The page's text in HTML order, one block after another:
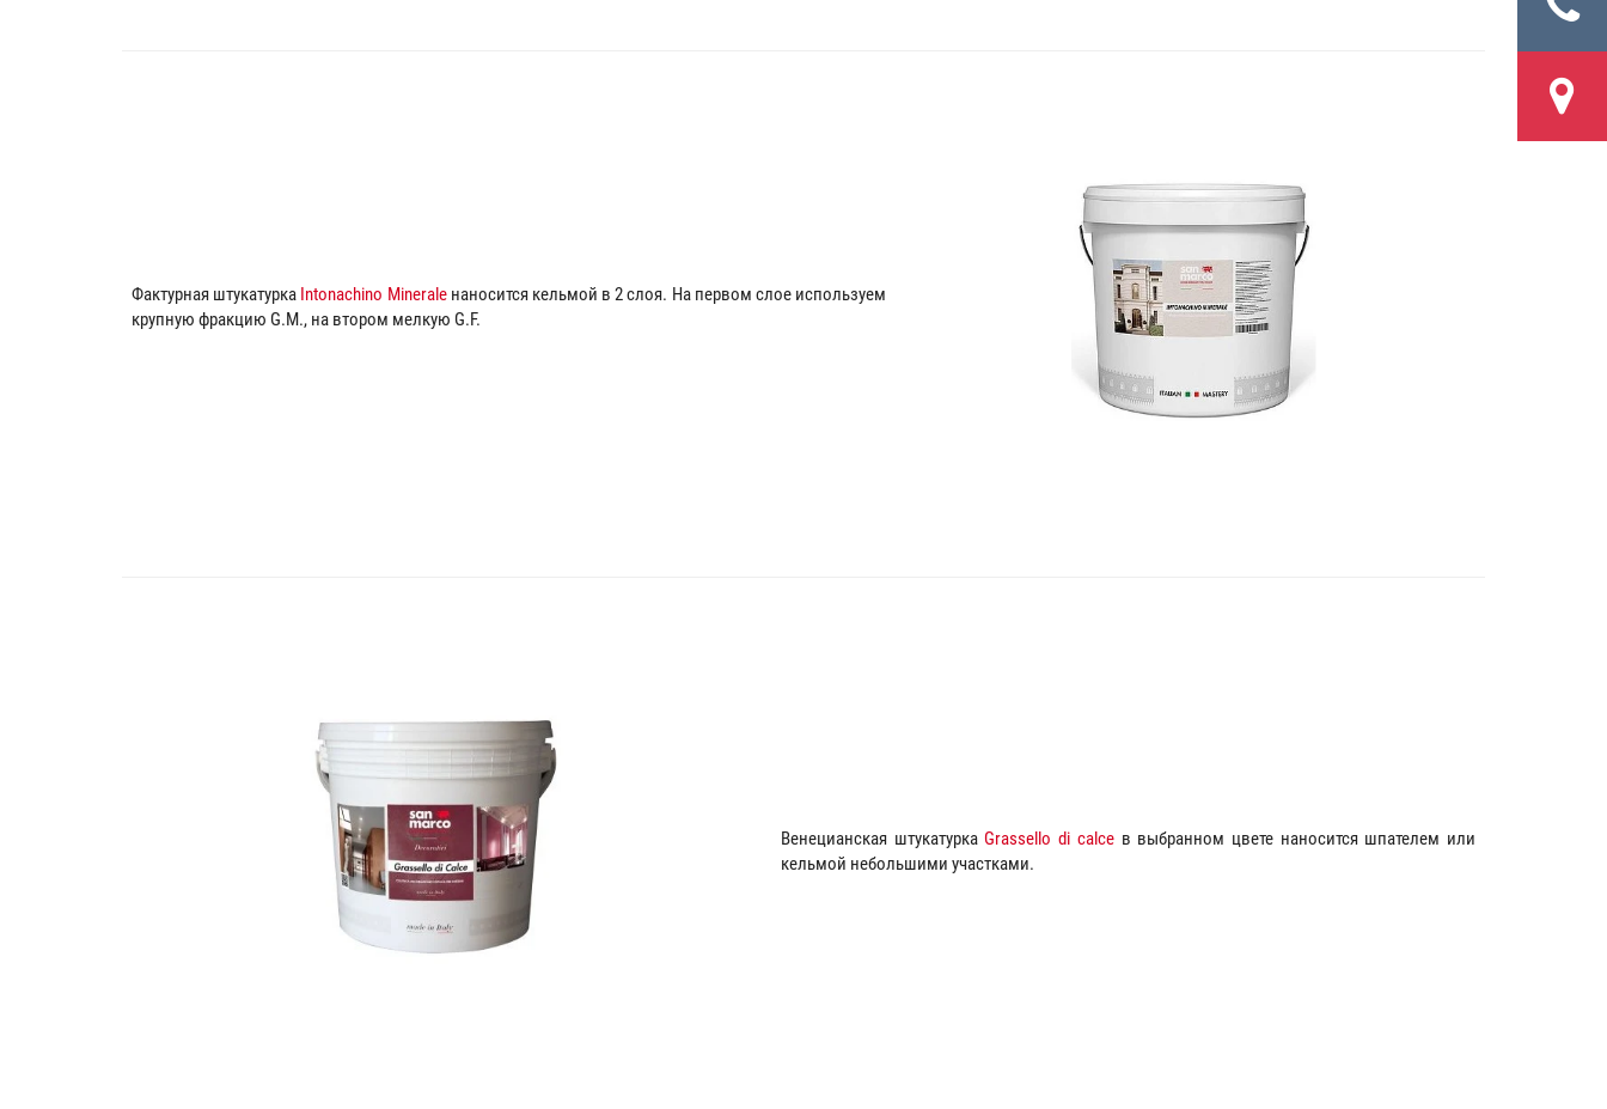
Фактурная штукатурка Intonachino Mineraleнаносится кельмой в 2 слоя. На первом слое используем
крупную фракцию G.M., на втором мелкую G.F.
Венецианская штукатуркаGrassello di calceв выбранном цвете наносится шпателем или
кельмой небольшими участками.